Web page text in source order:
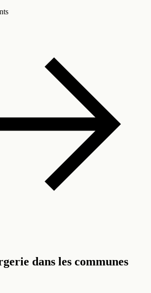
dans les communes